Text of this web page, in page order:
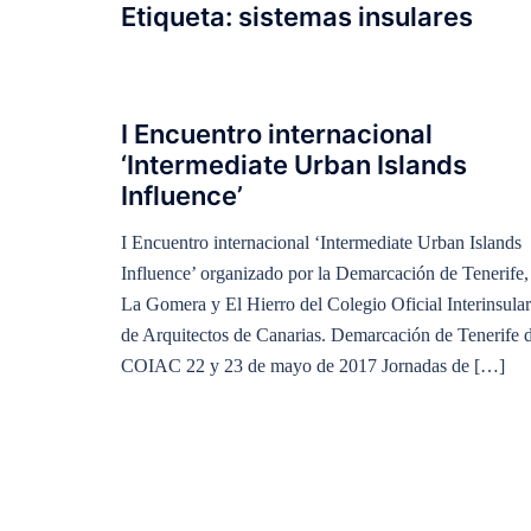
Etiqueta: sistemas insulares
I Encuentro internacional
‘Intermediate Urban Islands
Influence’
I Encuentro internacional ‘Intermediate Urban Islands
Influence’ organizado por la Demarcación de Tenerife,
La Gomera y El Hierro del Colegio Oficial Interinsular
de Arquitectos de Canarias. Demarcación de Tenerife
COIAC 22 y 23 de mayo de 2017 Jornadas de […]